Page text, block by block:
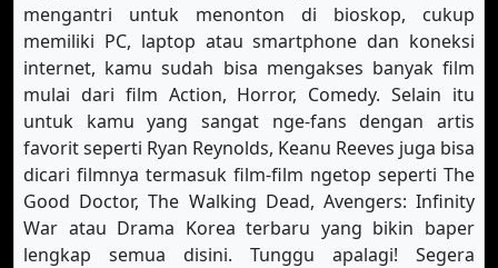
mengantri untuk menonton di bioskop, cukup
memiliki PC, laptop atau smartphone dan koneksi
internet, kamu sudah bisa mengakses banyak film
mulai dari film Action, Horror, Comedy. Selain itu
untuk kamu yang sangat nge-fans dengan artis
favorit seperti Ryan Reynolds, Keanu Reeves juga bisa
dicari filmnya termasuk film-film ngetop seperti The
Good Doctor, The Walking Dead, Avengers: Infinity
War atau Drama Korea terbaru yang bikin baper
lengkap semua disini. Tunggu apalagi! Segera